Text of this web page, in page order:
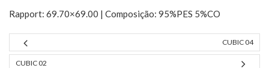
Rapport: 69.70×69.00 | Composição: 95%PES 5%CO
CUBIC 04
CUBIC 02